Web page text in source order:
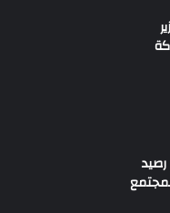
المستهدفة، مؤكدًا
باعتباره أحد
وتمكين
في أسرع وقت ممكن،
الأراضي والمواقع
الاستثمارية
القائمة